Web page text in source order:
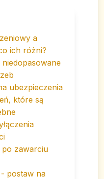
a
ich różni?
niedopasowane
ubezpieczenia
które są
zawarciu
postaw na